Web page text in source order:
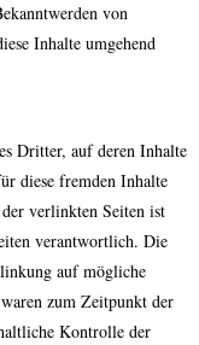
von
Inhalte umgehend
Dritter, auf deren Inhalte
diese fremden Inhalte
verlinkten Seiten ist
verantwortlich. Die
auf mögliche
zum Zeitpunkt der
Kontrolle der